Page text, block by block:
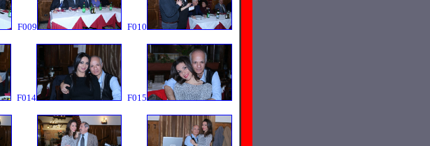
F009 F010
F014 F015